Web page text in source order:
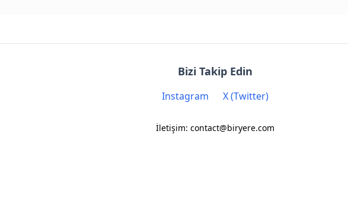
Bizi Takip Edin
Instagram X (Twitter)
İletişim: contact@biryere.com